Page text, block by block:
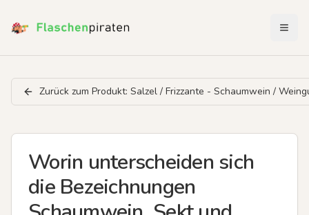
Zurück zum Produkt: Salzel / Frizzante - Schaumwein /
Worin unterscheiden sich
die Bezeichnungen